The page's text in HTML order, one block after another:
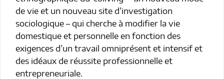
de vie et un nouveau site d’investigation
sociologique – qui cherche à modifier la vie
domestique et personnelle en fonction des
exigences d’un travail omniprésent et intensif et
des idéaux de réussite professionnelle et
entrepreneuriale.